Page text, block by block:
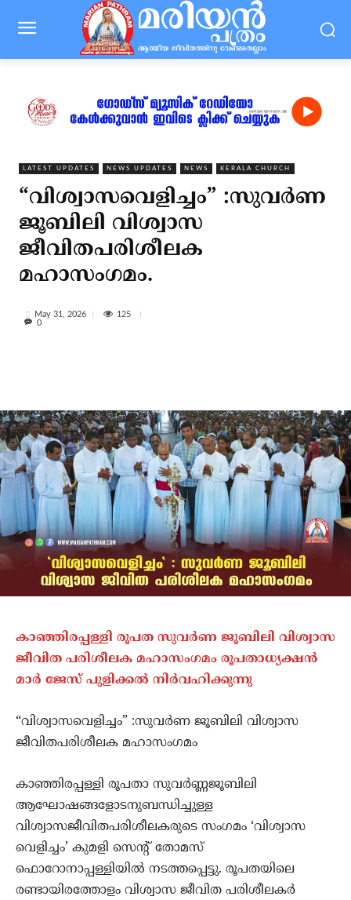
LATEST UPDATES NEWS UPDATES NEWS KERALA CHURCH
“വിശ്വാസവെളിച്ചം” :സുവർണ
ജൂബിലി വിശ്വാസ
ജീവിതപരിശീലക
മഹാസംഗമം.
May 31, 2026
125
0
കാഞ്ഞിരപ്പള്ളി രൂപത സുവർണ ജൂബിലി വിശ്വാസ
ജീവിത പരിശീലക മഹാസംഗമം രൂപതാധ്യക്ഷൻ
മാർ ജേസ് പുളിക്കൽ നിർവഹിക്കുന്നു
“വിശ്വാസവെളിച്ചം” :സുവർണ ജൂബിലി വിശ്വാസ
ജീവിതപരിശീലക മഹാസംഗമം
കാഞ്ഞിരപ്പള്ളി രൂപതാ സുവർണ്ണജൂബിലി
ആഘോഷങ്ങളോടനുബന്ധിച്ചുള്ള
വിശ്വാസജീവിതപരിശീലകരുടെ സംഗമം ‘വിശ്വാസ
വെളിച്ചം’ കുമളി സെന്റ് തോമസ്
ഫൊറോനാപ്പള്ളിയിൽ നടത്തപ്പെട്ടു. രൂപതയിലെ
രണ്ടായിരത്തോളം വിശ്വാസ ജീവിത പരിശീലകർ